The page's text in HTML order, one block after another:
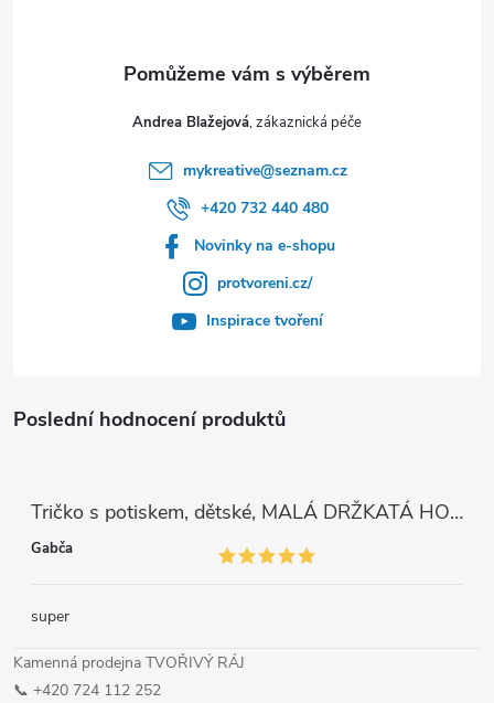
Poslední hodnocení produktů
Tričko s potiskem, dětské, MALÁ DRŽKATÁ HOLKA, 1 ks
Gabča
super
Kamenná prodejna TVOŘIVÝ RÁJ
📞 +420 724 112 252
Andrea Blažejová
mykreative@seznam.cz
+420 732 440 480
Novinky na e-shopu
protvoreni.cz/
Inspirace tvoření